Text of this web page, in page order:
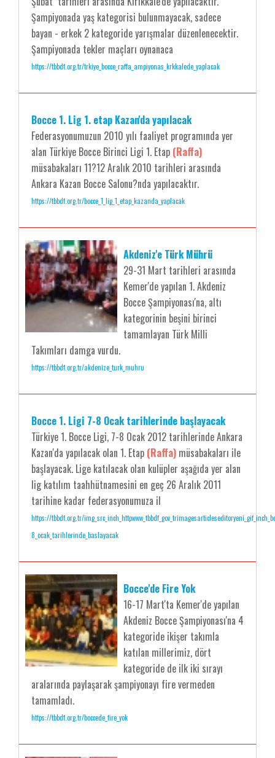
Şampiyonada yaş kategorisi bulunmayacak, sadece
bayan - erkek 2 kategoride yarışmalar düzenlenecektir.
Şampiyonada tekler maçları oynanaca
https://tbbdf.org.tr/trkiye_bocce_raffa_ampiyonas_krkkalede_yaplacak
Bocce 1. Lig 1. etap Kazan'da yapılacak
Federasyonumuzun 2010 yılı faaliyet programında yer
alan Türkiye Bocce Birinci Ligi 1. Etap (Raffa)
müsabakaları 11?12 Aralık 2010 tarihleri arasında
Ankara Kazan Bocce Salonu?nda yapılacaktır.
https://tbbdf.org.tr/bocce_1_lig_1_etap_kazanda_yaplacak
Akdeniz'e Türk Mührü
29-31 Mart tarihleri arasında
Kemer'de yapılan 1. Akdeniz
Bocce Şampiyonası'na, altı
kategorinin beşini birinci
tamamlayan Türk Milli
Takımları damga vurdu.
https://tbbdf.org.tr/akdenize_turk_muhru
Bocce 1. Ligi 7-8 Ocak tarihlerinde başlayacak
Türkiye 1. Bocce Ligi, 7-8 Ocak 2012 tarihlerinde Ankara
Kazan'da yapılacak olan 1. Etap (Raffa) müsabakaları ile
başlayacak. Lige katılacak olan kulüpler aşağıda yer alan
lig katılım taahhütnamesini en geç 26 Aralık 2011
tarihine kadar federasyonumuza il
https://tbbdf.org.tr/
8_ocak_tarihlerinde_baslayacak
Bocce'de Fire Yok
16-17 Mart'ta Kemer'de yapılan
Akdeniz Bocce Şampiyonası'na 4
kategoride ikişer takımla
katılan millerimiz, dört
kategoride de ilk iki sırayı
aralarında paylaşarak şampiyonayı fire vermeden
tamamladı.
https://tbbdf.org.tr/boccede_fire_yok